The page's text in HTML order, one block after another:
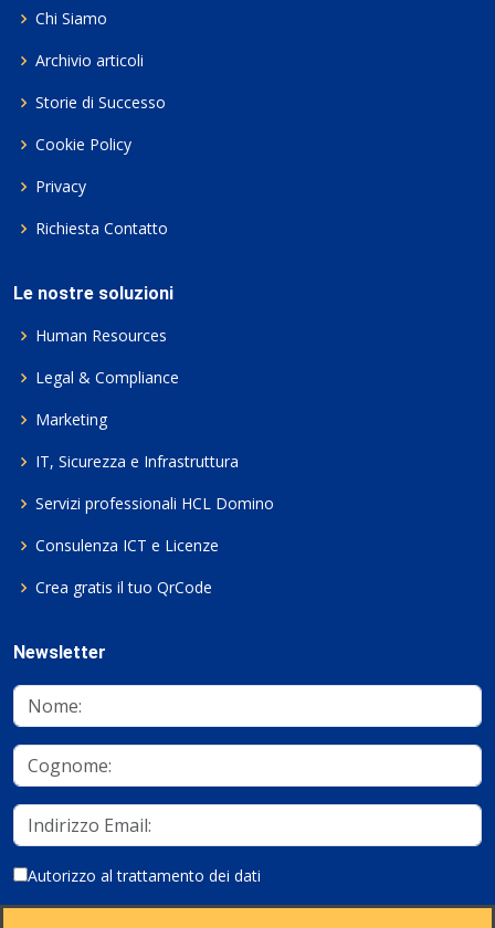
Chi Siamo
Archivio articoli
Storie di Successo
Cookie Policy
Privacy
Richiesta Contatto
Le nostre soluzioni
Human Resources
Legal & Compliance
Marketing
IT, Sicurezza e Infrastruttura
Servizi professionali HCL Domino
Consulenza ICT e Licenze
Crea gratis il tuo QrCode
Newsletter
Autorizzo al trattamento dei dati